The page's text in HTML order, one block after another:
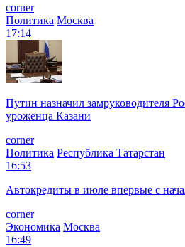
corner
Политика Москва
17:14
Путин назначил замруководителя
уроженца Казани
corner
Политика Республика Татарстан
16:53
Автокредиты в июле впервые с
corner
Экономика Москва
16:49